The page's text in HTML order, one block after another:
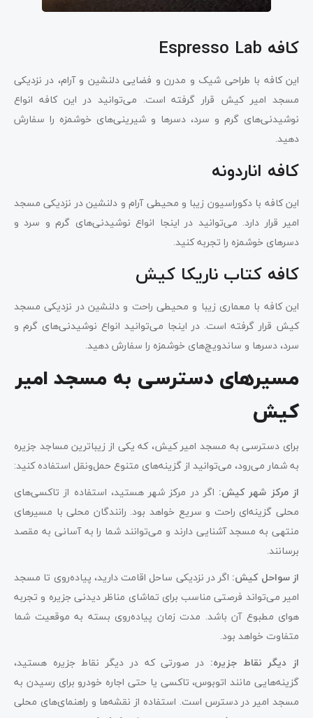
کافه Espresso Lab
این کافه با طراحی شیک و مدرن و فضایی دلنشین و آرام، در نزدیکی
مسجد امیر کیش قرار گرفته است. می‌توانید در این کافه انواع
نوشیدنی‌های گرم و سرد، دسرها و شیرینی‌های خوشمزه را سفارش
دهید.
کافه اناردونه
این کافه با دکوراسیون زیبا و محیطی آرام و دلنشین در نزدیکی مسجد
امیر قرار دارد. می‌توانید در اینجا انواع نوشیدنی‌های گرم و سرد و
دسرهای خوشمزه را تجربه کنید.
کافه کتاب ناریکا کیش
این کافه با معماری زیبا و محیطی راحت و دلنشین در نزدیکی مسجد
کیش قرار گرفته است. در اینجا می‌توانید انواع نوشیدنی‌های گرم و
سرد، دسرها و ساندویچ‌های خوشمزه را سفارش دهید.
مسیرهای دسترسی به مسجد امیر
کیش
برای دسترسی به مسجد امیر کیش، که یکی از زیباترین مساجد جزیره
به شمار می‌رود، می‌توانید از گزینه‌های متنوع حمل‌ونقل استفاده کنید:
از مرکز شهر کیش: اگر در مرکز شهر هستید، استفاده از تاکسی‌های
محلی گزینه‌ای راحت و سریع خواهد بود. رانندگان محلی با مسیرهای
منتهی به مسجد آشنایی دارند و می‌توانند شما را به آسانی به مقصد
برسانند.
از سواحل کیش: اگر در نزدیکی ساحل اقامت دارید، پیاده‌روی تا مسجد
امیر می‌تواند فرصتی مناسب برای تماشای مناظر دیدنی جزیره و تجربه
هوای مطبوع آن باشد. مدت زمان پیاده‌روی بسته به موقعیت شما
متفاوت خواهد بود.
از دیگر نقاط جزیره: در صورتی که در دیگر نقاط جزیره هستید،
گزینه‌هایی مانند اتوبوس، تاکسی یا حتی اجاره خودرو برای رسیدن به
مسجد امیر در دسترس است. استفاده از نقشه‌ها و راهنمای‌های محلی